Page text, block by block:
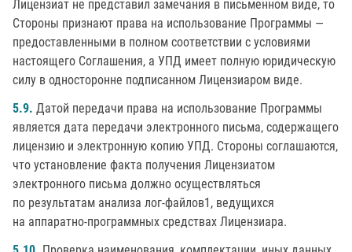
Лицензиат не представил замечания в письменном виде, то
Стороны признают права на использование Программы —
предоставленными в полном соответствии с условиями
настоящего Соглашения, а УПД имеет полную юридическую
силу в односторонне подписанном Лицензиаром виде.
5.9. Датой передачи права на использование Программы
является дата передачи электронного письма, содержащего
лицензию и электронную копию УПД. Стороны соглашаются,
что установление факта получения Лицензиатом
электронного письма должно осуществляться
по результатам анализа лог-файлов1, ведущихся
на аппаратно-программных средствах Лицензиара.